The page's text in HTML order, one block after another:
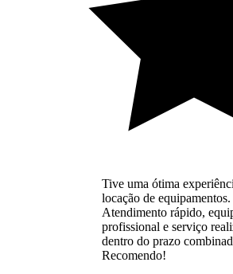
Tive uma ótima
locação de equipamentos.
Atendimento rápido,
profissional e serviço
dentro do prazo
Recomendo!